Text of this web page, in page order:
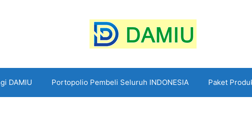
DAMIU Portopolio Pembeli Seluruh INDONESIA Paket